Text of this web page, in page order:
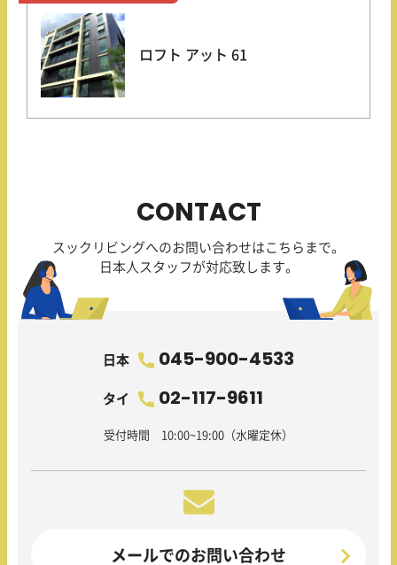
ロフト アット 61
CONTACT
スックリビングへのお問い合わせはこちらまで。
日本人スタッフが対応致します。
日本 045-900-4533
タイ 02-117-9611
受付時間 10:00~19:00（水曜定休）
メールでのお問い合わせ